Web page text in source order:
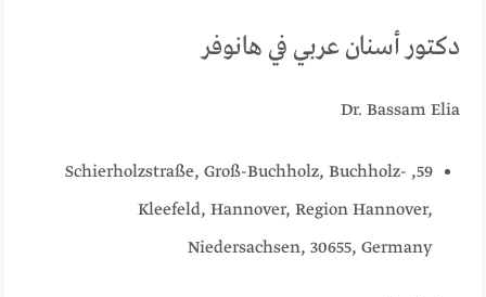
دكتور أسنان عربي في هانوفر
Dr. Bassam Elia
59, Schierholzstraße, Groß-Buchholz, Buchholz-
Kleefeld, Hannover, Region Hannover,
Niedersachsen, 30655, Germany